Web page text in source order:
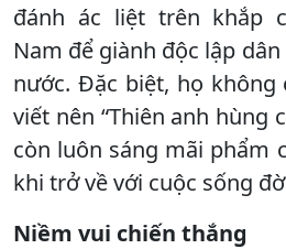
đánh ác liệt trên khắp
Nam để giành độc lập
nước. Đặc biệt, họ
viết nên “Thiên anh hùng
còn luôn sáng mãi phẩm
khi trở về với cuộc sống
Niềm vui chiến thắng